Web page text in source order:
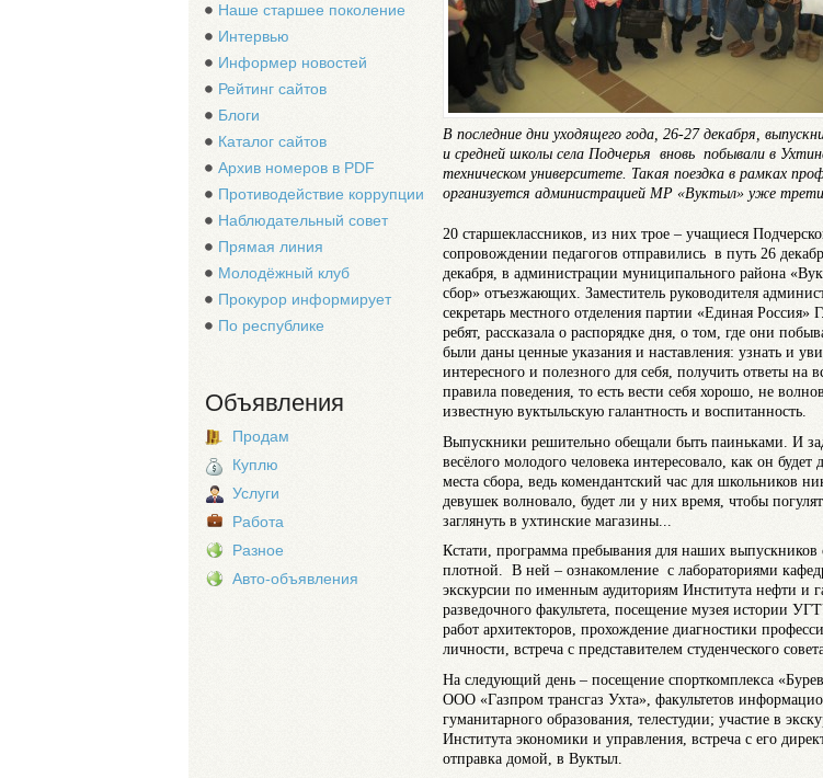
Наше старшее поколение
Интервью
Информер новостей
Рейтинг сайтов
Блоги
Каталог сайтов
Архив номеров в PDF
Противодействие коррупции
Наблюдательный совет
Прямая линия
Молодёжный клуб
Прокурор информирует
По республике
Объявления
Продам
Куплю
Услуги
Работа
Разное
Авто-объявления
В последние дни уходящего года, 26-27 декабря,
и средней школы села Подчерья вновь побывали в
техническом университете. Такая поездка в рамках
организуется администрацией МР «Вуктыл» уже
20 старшеклассников, из них трое – учащиеся
сопровождении педагогов отправились в путь 26
декабря, в администрации муниципального района
сбор» отъезжающих. Заместитель руководителя
секретарь местного отделения партии «Единая Россия»
ребят, рассказала о распорядке дня, о том, где они
были даны ценные указания и наставления: узнать и
интересного и полезного для себя, получить ответы на
правила поведения, то есть вести себя хорошо, не
известную вуктыльскую галантность и воспитанность.
Выпускники решительно обещали быть паиньками. И
весёлого молодого человека интересовало, как он будет
места сбора, ведь комендантский час для школьников
девушек волновало, будет ли у них время, чтобы
заглянуть в ухтинские магазины...
Кстати, программа пребывания для наших выпускников
плотной. В ней – ознакомление с лабораториями
экскурсии по именным аудиториям Института нефти и
разведочного факультета, посещение музея истории
работ архитекторов, прохождение диагностики
личности, встреча с представителем студенческого
На следующий день – посещение спорткомплекса
ООО «Газпром трансгаз Ухта», факультетов
гуманитарного образования, телестудии; участие в
Института экономики и управления, встреча с его
отправка домой, в Вуктыл.